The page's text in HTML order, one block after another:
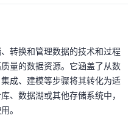
转换和管理数据的技术和过程
量的数据资源。它涵盖了从数
成、建模等步骤将其转化为适
、数据湖或其他存储系统中，
。